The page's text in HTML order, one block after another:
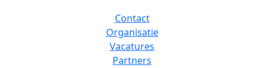
Contact
Organisatie
Vacatures
Partners